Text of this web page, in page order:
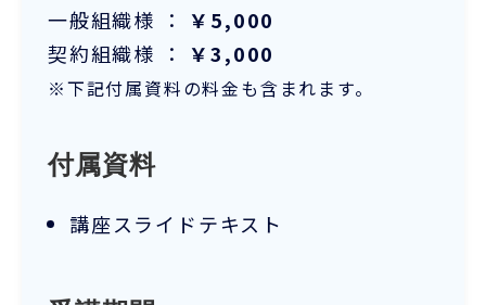
一般組織様 ： ￥5,000
契約組織様 ： ￥3,000
※下記付属資料の料金も含まれます。
付属資料
講座スライドテキスト